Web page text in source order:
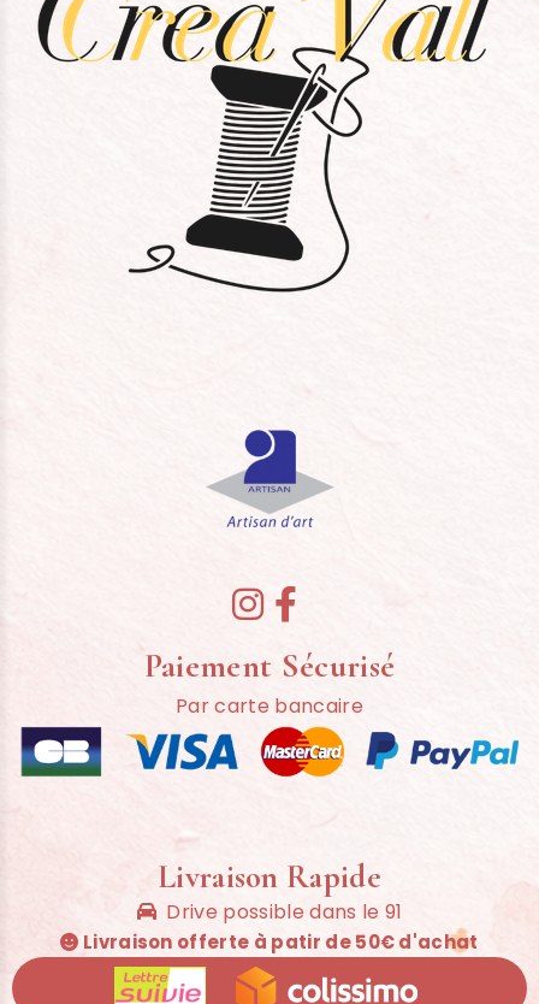
 
Paiement Sécurisé
Par carte bancaire
Livraison Rapide
Drive possible dans le 91
 Livraison offerte à patir de 50€ d'achat